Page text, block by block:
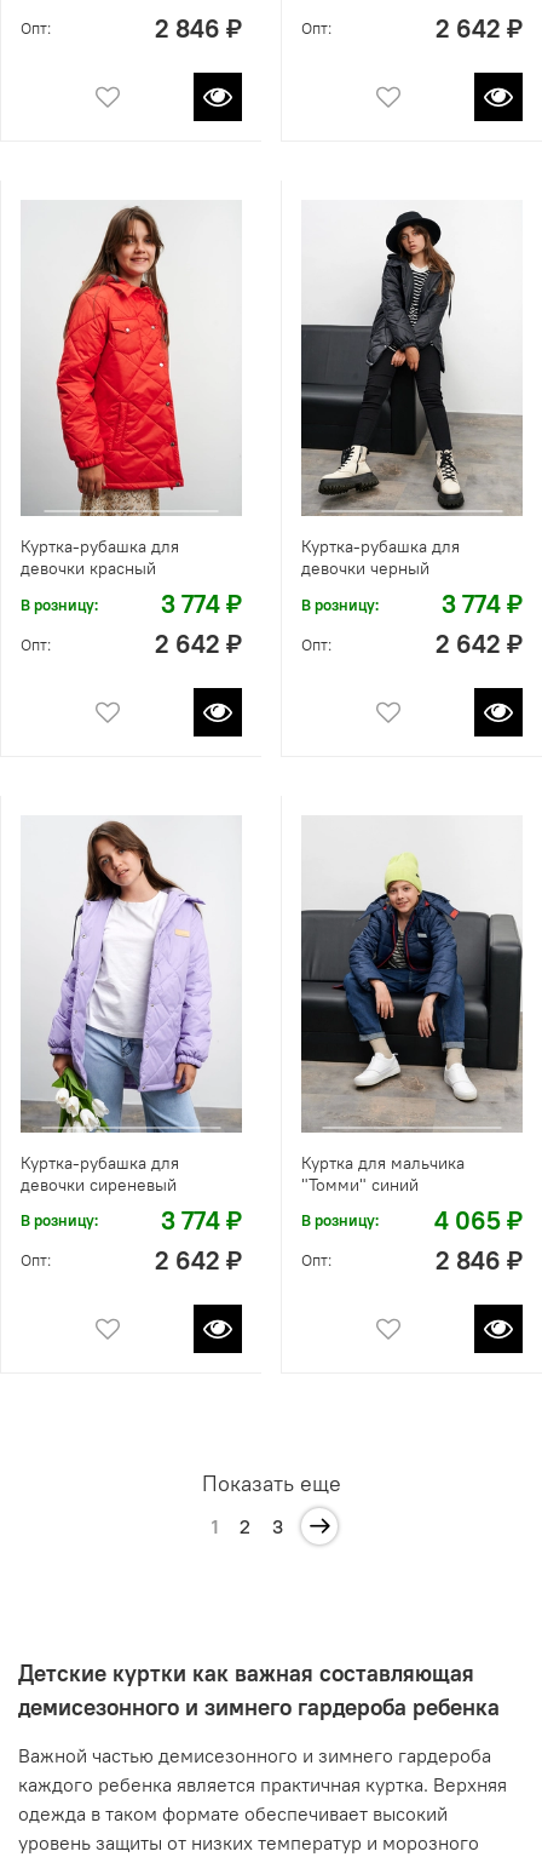
Опт: 2 846 ₽ Опт: 2 642 ₽
Куртка-рубашка для
девочки красный
В розницу: 3 774 ₽
Опт: 2 642 ₽
Куртка-рубашка для
девочки черный
В розницу: 3 774 ₽
Опт: 2 642 ₽
Куртка-рубашка для
девочки сиреневый
В розницу: 3 774 ₽
Опт: 2 642 ₽
Куртка для мальчика
"Томми" синий
В розницу: 4 065 ₽
Опт: 2 846 ₽
Показать еще
1 2 3
Детские куртки как важная составляющая
демисезонного и зимнего гардероба ребенка
Важной частью демисезонного и зимнего гардероба
каждого ребенка является практичная куртка. Верхняя
одежда в таком формате обеспечивает высокий
уровень защиты от низких температур и морозного